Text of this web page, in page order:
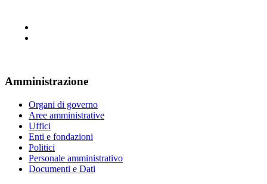
Amministrazione
Organi di governo
Aree amministrative
Uffici
Enti e fondazioni
Politici
Personale amministrativo
Documenti e Dati